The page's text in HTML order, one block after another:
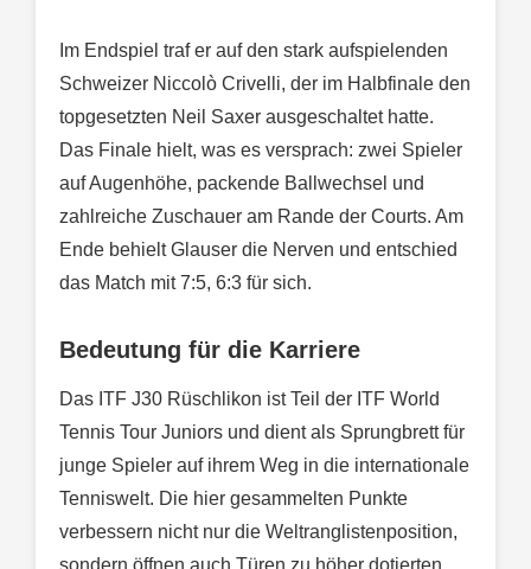
Im Endspiel traf er auf den stark aufspielenden
Schweizer Niccolò Crivelli, der im Halbfinale den
topgesetzten Neil Saxer ausgeschaltet hatte.
Das Finale hielt, was es versprach: zwei Spieler
auf Augenhöhe, packende Ballwechsel und
zahlreiche Zuschauer am Rande der Courts. Am
Ende behielt Glauser die Nerven und entschied
das Match mit 7:5, 6:3 für sich.
Bedeutung für die Karriere
Das ITF J30 Rüschlikon ist Teil der ITF World
Tennis Tour Juniors und dient als Sprungbrett für
junge Spieler auf ihrem Weg in die internationale
Tenniswelt. Die hier gesammelten Punkte
verbessern nicht nur die Weltranglistenposition,
sondern öffnen auch Türen zu höher dotierten